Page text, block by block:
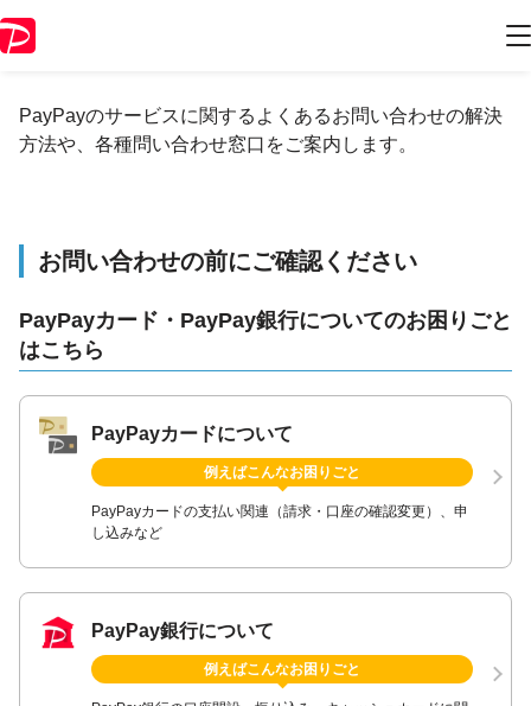
【公式】PayPayに関するお問い合わせ
PayPayのサービスに関するよくあるお問い合わせの解決
方法や、各種問い合わせ窓口をご案内します。
お問い合わせの前にご確認ください
PayPayカード・PayPay銀行についてのお困りごと
はこちら
PayPayカードについて
例えばこんなお困りごと
PayPayカードの支払い関連（請求・口座の確認変更）、申
し込みなど
PayPay銀行について
例えばこんなお困りごと